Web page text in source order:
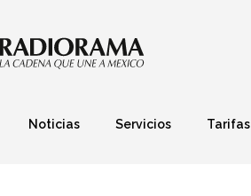
Noticias Servicios Tarifas